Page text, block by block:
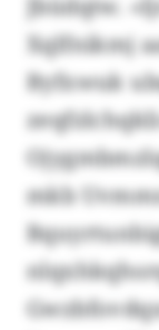
Jbüdqtw.
Xqlfnikmj
Byfxwuk
mkb